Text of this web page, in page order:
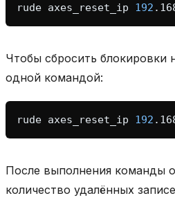
rude axes_reset_ip 192
Чтобы сбросить блокировки
одной командой:
rude axes_reset_ip 192
После выполнения команды
количество удалённых